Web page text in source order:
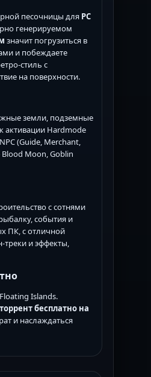
песочницы для PC
генерируемом
значит погрузиться в
и побеждаете
стиль с
на поверхности.
земли, подземные
активации Hardmode
(Guide, Merchant,
Moon, Goblin
с сотнями
события и
ПК, с отличной
и эффекты,
Islands.
бесплатно на
и наслаждаться